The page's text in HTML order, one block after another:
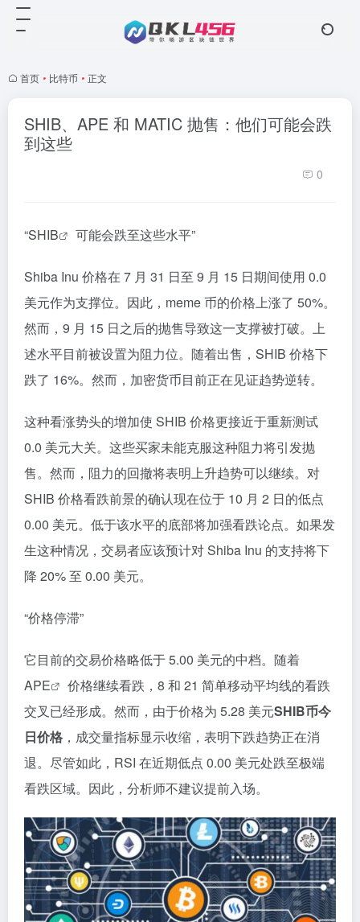
首页 • 比特币 • 正文
SHIB、APE 和 MATIC 抛售：他们可能会跌
到这些
0
“SHIB 可能会跌至这些水平”
Shiba Inu 价格在 7 月 31 日至 9 月 15 日期间使用 0.0
美元作为支撑位。因此，meme 币的价格上涨了 50%。
然而，9 月 15 日之后的抛售导致这一支撑被打破。上
述水平目前被设置为阻力位。随着出售，SHIB 价格下
跌了 16%。然而，加密货币目前正在见证趋势逆转。
这种看涨势头的增加使 SHIB 价格更接近于重新测试
0.0 美元大关。这些买家未能克服这种阻力将引发抛
售。然而，阻力的回撤将表明上升趋势可以继续。对
SHIB 价格看跌前景的确认现在位于 10 月 2 日的低点
0.00 美元。低于该水平的底部将加强看跌论点。如果发
生这种情况，交易者应该预计对 Shiba Inu 的支持将下
降 20% 至 0.00 美元。
“价格停滞”
它目前的交易价格略低于 5.00 美元的中档。随着
APE
价格继续看跌，8 和 21 简单移动平均线的看跌
交叉已经形成。然而，由于价格为 5.28 美元SHIB币今
日价格 ，成交量指标显示收缩，表明下跌趋势正在消
退。尽管如此，RSI 在近期低点 0.00 美元处跌至极端
看跌区域。因此，分析师不建议提前入场。